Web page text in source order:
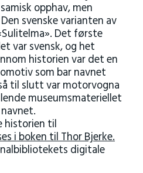
opphav, men
svenske varianten av
Det første
var svensk, og het
historien var det en
som bar navnet
til slutt var motorvogna
museumsmateriellet
historien til
i boken til Thor Bjerke.
digitale